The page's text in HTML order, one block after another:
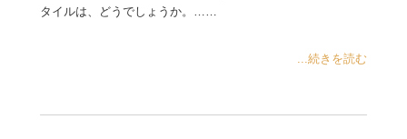
タイルは、どうでしょうか。……
...続きを読む